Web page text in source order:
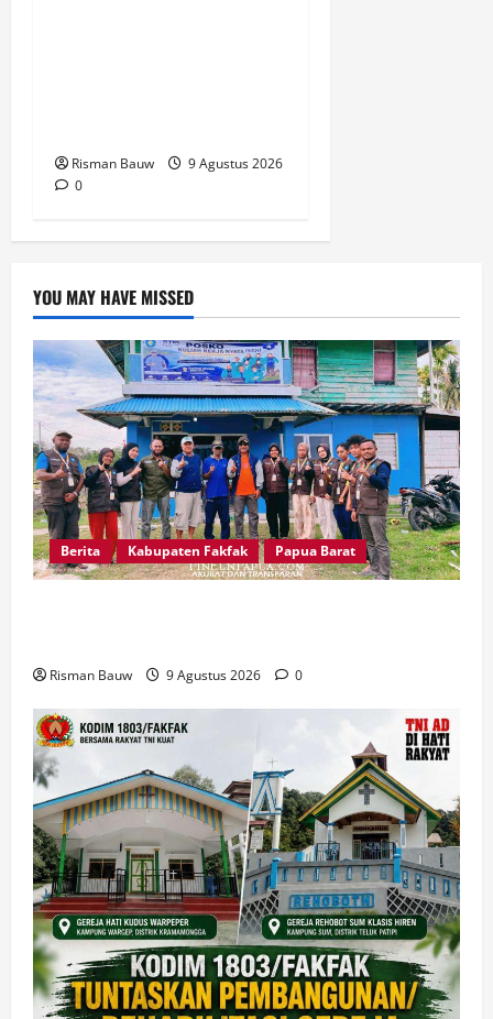
Risman Bauw
9 Agustus 2026
0
YOU MAY HAVE MISSED
Berita Kabupaten Fakfak Papua Barat
Risman Bauw 9 Agustus 2026 0